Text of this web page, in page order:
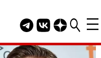
Telegram канал
Группа HELLO
Канал